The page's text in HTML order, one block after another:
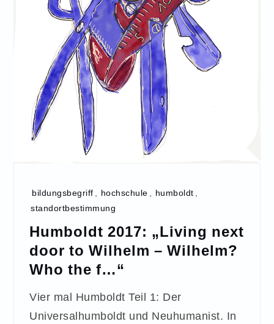
bildungsbegriff hochschule humboldt
standortbestimmung
Humboldt 2017: „Living next
door to Wilhelm – Wilhelm?
Who the f…“
Vier mal Humboldt Teil 1: Der
Universalhumboldt und Neuhumanist. In